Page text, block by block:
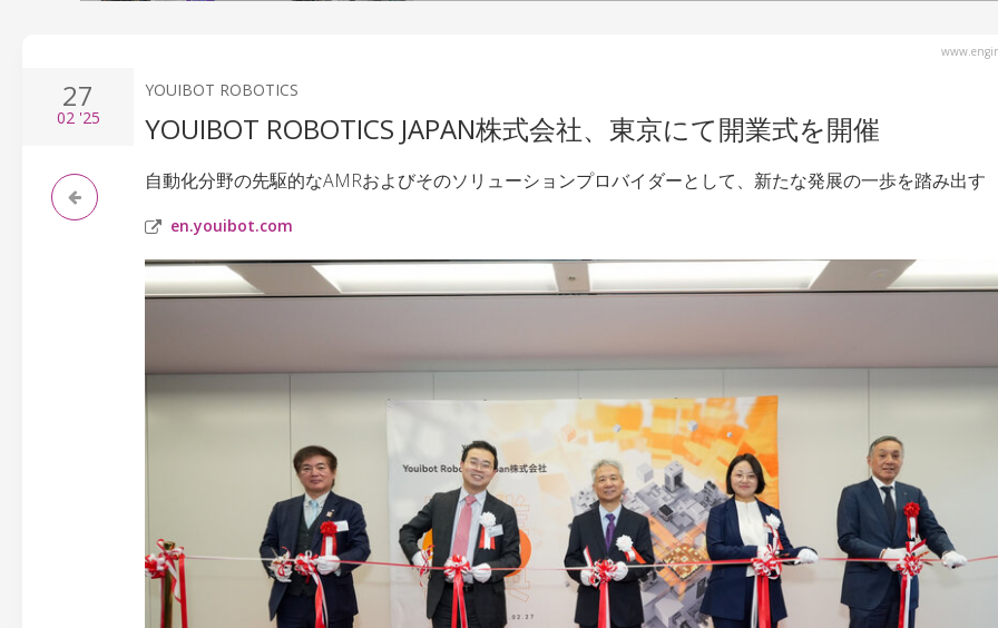
27
02'25
YOUIBOT ROBOTICS
YOUIBOT ROBOTICS JAPAN株式会社、東京にて開業式を開催
自動化分野の先駆的なAMRおよびそのソリューションプロバイダーとして、新たな発展の一歩を踏み出す
en.youibot.com